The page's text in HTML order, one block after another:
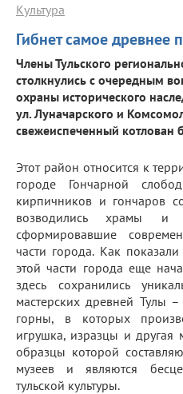
Гибнет самое древнее
Культура
Члены Тульского
столкнулись с очередным
охраны исторического
ул. Луначарского и
свежеиспеченный котлован
Этот район относится к
городе Гончарной
кирпичников и гончаров
возводились храмы и
сформировавшие
части города. Как
этой части города еще
здесь сохранились
мастерских древней Тулы
горны, в которых
игрушка, изразцы и другая
образцы которой
музеев и являются
тульской культуры.